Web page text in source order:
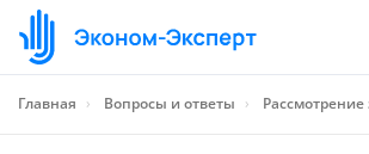
Главная › Вопросы и ответы › Рассмотрение